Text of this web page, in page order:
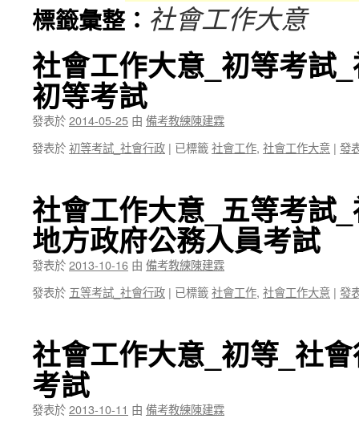
標籤彙整： 社會工作大意
社會工作大意_初等考試
初等考試
發表於2014-05-25 由 備考教練陳建霖
發表於初等考試_社會行政 | 已標籤社會工作, 社會工作大意 | 發
社會工作大意_五等考試
地方政府公務人員考試
發表於2013-10-16 由 備考教練陳建霖
發表於 五等考試_社會行政 | 已標籤社會工作, 社會工作大意 | 發
社會工作大意_初等_社
考試
發表於2013-10-11 由 備考教練陳建霖